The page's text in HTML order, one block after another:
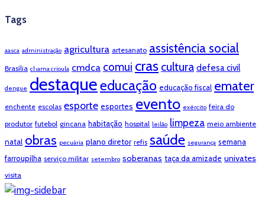
Tags
aasca administração agricultura artesanato assistência social
Brasília chama crioula cmdca comui cras cultura defesa civil
dengue destaqueeducação educação fiscal emater
enchente escolas esporte esportes evento exército feira do
produtor futebol gincana habitação hospital leilão limpeza meio ambiente
natal obras pecuária plano diretor refis saúde segurança semana
farroupilha serviço militar setembro soberanas taça da amizade univates
visita